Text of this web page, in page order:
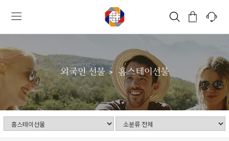
외국인 선물 홈스테이선물